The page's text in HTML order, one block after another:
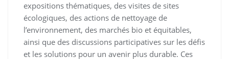
expositions thématiques, des visites de sites
écologiques, des actions de nettoyage de
l’environnement, des marchés bio et équitables,
ainsi que des discussions participatives sur les défis
et les solutions pour un avenir plus durable. Ces